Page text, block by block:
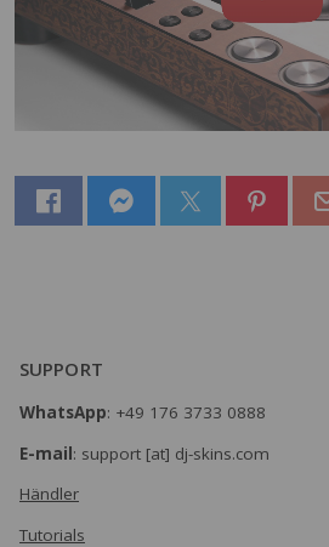
SUPPORT
WhatsApp: +49 176 3733 0888
E-mail: support [at] dj-skins.com
Händler
Tutorials